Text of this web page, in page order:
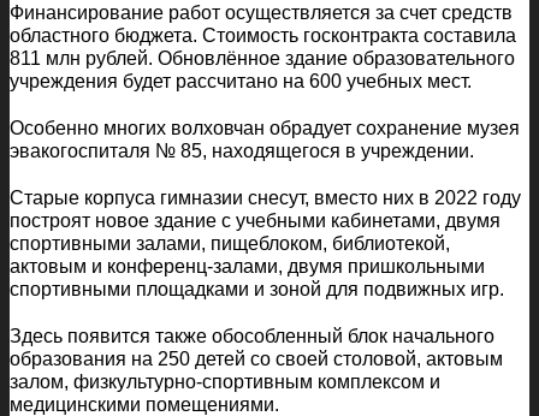
Финансирование работ осуществляется за счет средств
областного бюджета. Стоимость госконтракта составила
811 млн рублей. Обновлённое здание образовательного
учреждения будет рассчитано на 600 учебных мест.
Особенно многих волховчан обрадует сохранение музея
эвакогоспиталя № 85, находящегося в учреждении.
Старые корпуса гимназии снесут, вместо них в 2022 году
построят новое здание с учебными кабинетами, двумя
спортивными залами, пищеблоком, библиотекой,
актовым и конференц-залами, двумя пришкольными
спортивными площадками и зоной для подвижных игр.
Здесь появится также обособленный блок начального
образования на 250 детей со своей столовой, актовым
залом, физкультурно-спортивным комплексом и
медицинскими помещениями.